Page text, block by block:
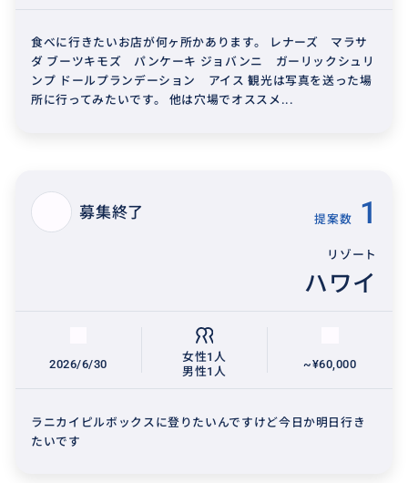
食べに行きたいお店が何ヶ所かあります。 レナーズ マラサ
ダ ブーツキモズ パンケーキ ジョバンニ ガーリックシュリ
ンプ ドールプランデーション アイス 観光は写真を送った場
所に行ってみたいです。 他は穴場でオススメ...
募集終了 提案数 1
リゾート
ハワイ
2026/6/30
女性1人
男性1人
~¥60,000
ラニカイピルボックスに登りたいんですけど今日か明日行き
たいです